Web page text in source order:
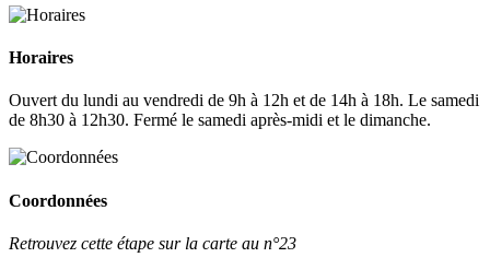
Horaires
Ouvert du lundi au vendredi de 9h à 12h et de 14h à 18h. Le samedi
de 8h30 à 12h30. Fermé le samedi après-midi et le dimanche.
Coordonnées
Retrouvez cette étape sur la carte au n°23